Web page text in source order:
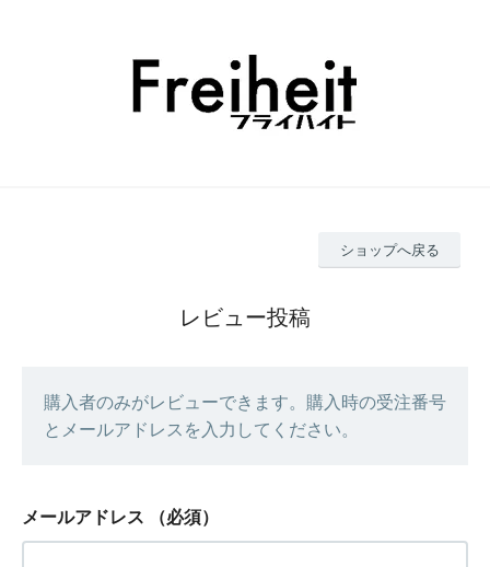
ショップへ戻る
レビュー投稿
購入者のみがレビューできます。購入時の受注番号
とメールアドレスを入力してください。
メールアドレス （必須）